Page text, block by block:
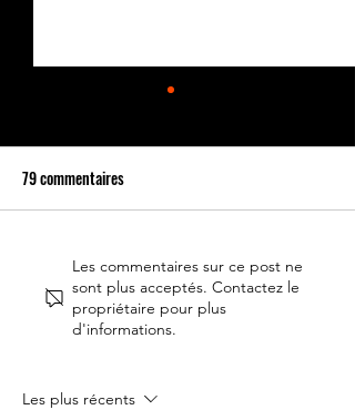
79 commentaires
Les commentaires sur ce post ne
sont plus acceptés. Contactez le
propriétaire pour plus
d'informations.
Les plus récents